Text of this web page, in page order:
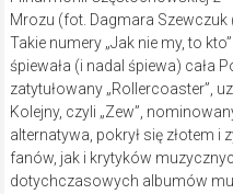
Mrozu (fot. Dagmara
Takie numery „Jak nie my, to
śpiewała (i nadal śpiewa) cała
zatytułowany „Rollercoaster”,
Kolejny, czyli „Zew”,
alternatywa, pokrył się złotem i
fanów, jak i krytyków
dotychczasowych albumów